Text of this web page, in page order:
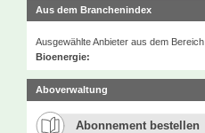
Aus dem Branchenindex
Ausgewählte Anbieter aus dem Bereich
Bioenergie:
Aboverwaltung
Abonnement bestellen